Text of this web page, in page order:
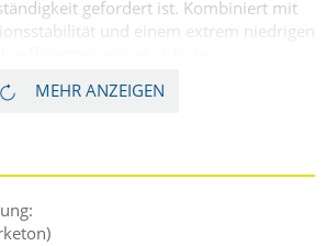
gefordert ist. Kombiniert mit
und einem extrem niedrigen
Branchen wie in der Luft- und
und die inhärenten
Thermoplast hervorragend.
MEHR ANZEIGEN